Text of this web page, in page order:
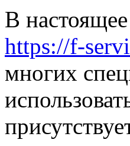
В
https://f-
многих